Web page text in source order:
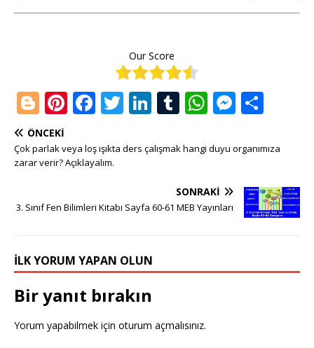
Our Score
Bl
o
g
g
r
Pi
te
r
st
F
c
e
o
k
T
it
Li
k
n
T
m
r
W
at
A
p
M
ss
n
g
ar
ÖNCEKI
Çok parlak veya loş ışıkta ders çalışmak hangi duyu organımıza
zarar verir? Açıklayalım.
SONRAKI
3. Sınıf Fen Bilimleri Kitabı Sayfa 60-61 MEB Yayınları
İLK YORUM YAPAN OLUN
Bir yanıt bırakın
Yorum yapabilmek için oturum açmalısınız.